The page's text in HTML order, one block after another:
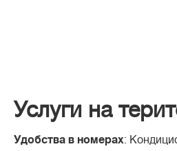
Услуги на
Удобства в номерах: